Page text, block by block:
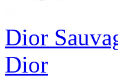
Dior
Dior